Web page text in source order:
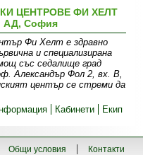
ЦЕНТРОВЕ ФИ ХЕЛТ
АД, София
Фи Хелт е здравно
и специализирана
със седалище град
Александър Фол 2, вх. В,
център се стреми да
Кабинети Екип
Общи условия
Контакти